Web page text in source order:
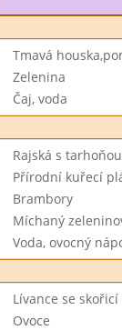
Tmavá
Zelenina
Čaj, voda
Rajská s tarhoňou
Přírodní kuřecí
Brambory
Míchaný
Voda, ovocný
Lívance se skořicí
Ovoce